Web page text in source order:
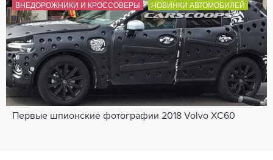
ВНЕДОРОЖНИКИ И КРОССОВЕРЫ НОВИНКИ АВТОМОБИЛЕЙ
Первые шпионские фотографии 2018 Volvo XC60